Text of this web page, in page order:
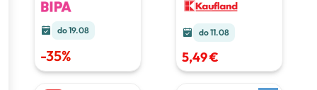
do 19.08
-35%
kože50 ml
do 11.08
5,49 €